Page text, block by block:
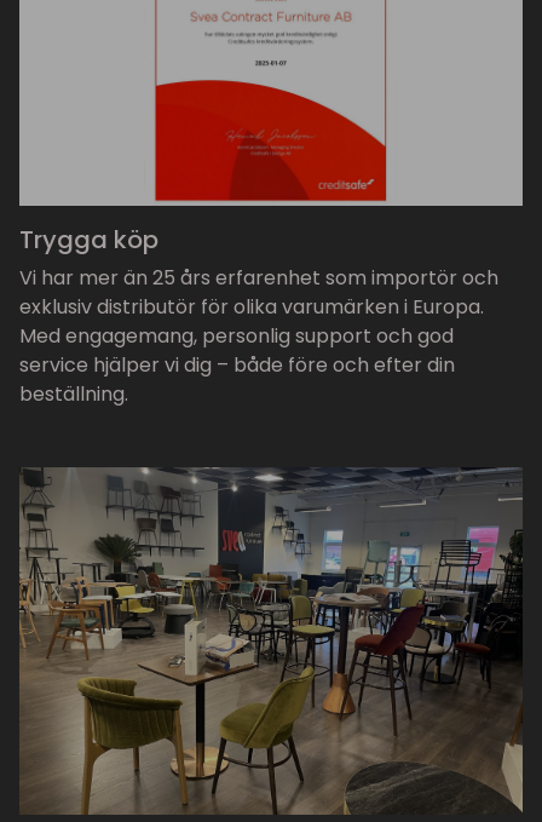
Trygga köp
Vi har mer än 25 års erfarenhet som importör och
exklusiv distributör för olika varumärken i Europa.
Med engagemang, personlig support och god
service hjälper vi dig – både före och efter din
beställning.